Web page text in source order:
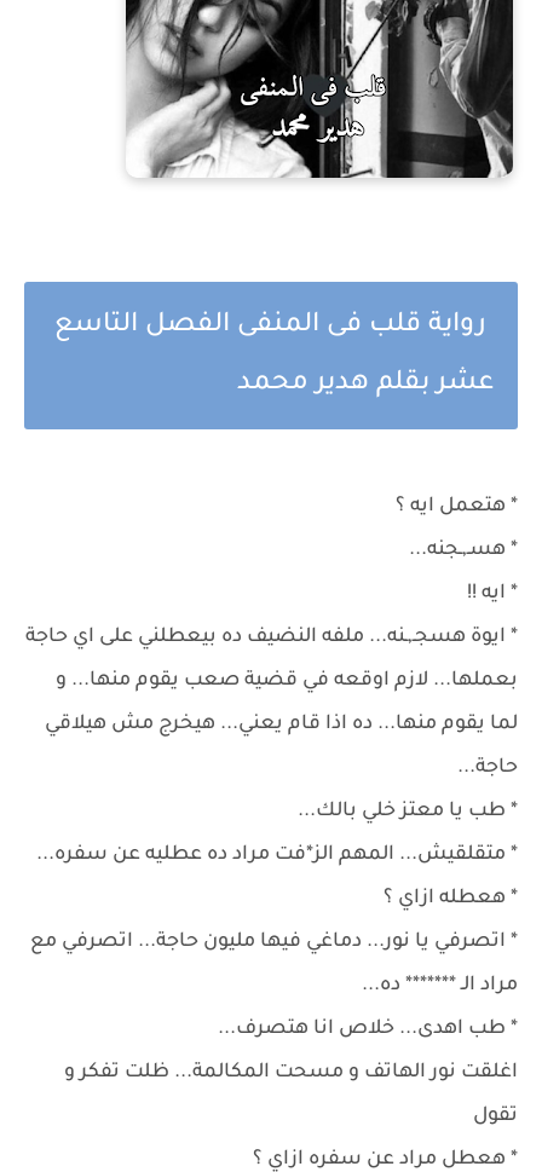
رواية قلب فى المنفى الفصل التاسع
عشر بقلم هدير محمد
* هتعمل ايه ؟
* هسـ,ـجنه...
* ايه !!
* ايوة هسجـ,ـنه... ملفه النضيف ده بيعطلني على اي حاجة
بعملها... لازم اوقعه في قضية صعب يقوم منها... و
لما يقوم منها... ده اذا قام يعني... هيخرج مش هيلاقي
حاجة...
* طب يا معتز خلي بالك...
* متقلقيش... المهم الز*فت مراد ده عطليه عن سفره...
* هعطله ازاي ؟
* اتصرفي يا نور... دماغي فيها مليون حاجة... اتصرفي مع
مراد الـ ******* ده...
* طب اهدى... خلاص انا هتصرف...
اغلقت نور الهاتف و مسحت المكالمة... ظلت تفكر و
تقول
* هعطل مراد عن سفره ازاي ؟